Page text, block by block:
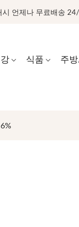
시 언제나 무료배송
식품 주